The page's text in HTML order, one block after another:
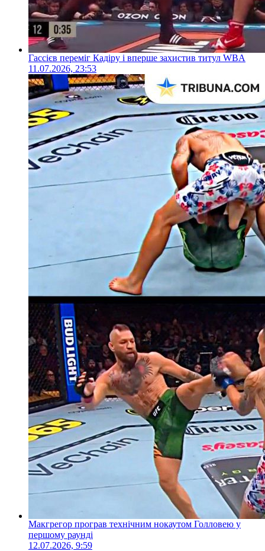
Гассієв переміг Кадіру і вперше захистив титул WBA
11.07.2026, 23:53
Макгрегор програв технічним нокаутом Голловею у
першому раунді
12.07.2026, 9:59